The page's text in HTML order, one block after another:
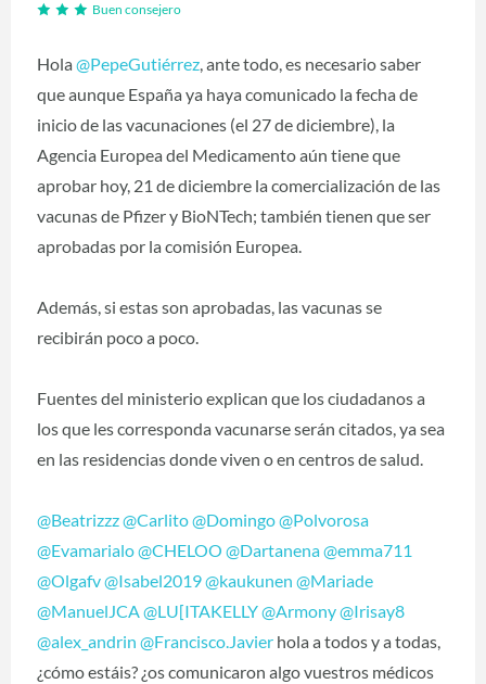
Buen consejero
Hola @PepeGutiérrez‍, ante todo, es necesario saber
que aunque España ya haya comunicado la fecha de
inicio de las vacunaciones (el 27 de diciembre), la
Agencia Europea del Medicamento aún tiene que
aprobar hoy, 21 de diciembre la comercialización de las
vacunas de Pfizer y BioNTech; también tienen que ser
aprobadas por la comisión Europea.
Además, si estas son aprobadas, las vacunas se
recibirán poco a poco.
Fuentes del ministerio explican que los ciudadanos a
los que les corresponda vacunarse serán citados, ya sea
en las residencias donde viven o en centros de salud.
@Beatrizzz@Carlito@Domingo@Polvorosa
@Evamarialo@CHELOO @Dartanena@emma711
@Olgafv@Isabel2019@kaukunen @Mariade
@ManuelJCA@LU[ITAKELLY@Armony@Irisay8
@alex_andrin @Francisco.Javier ‍ hola a todos y a todas,
¿cómo estáis? ¿os comunicaron algo vuestros médicos